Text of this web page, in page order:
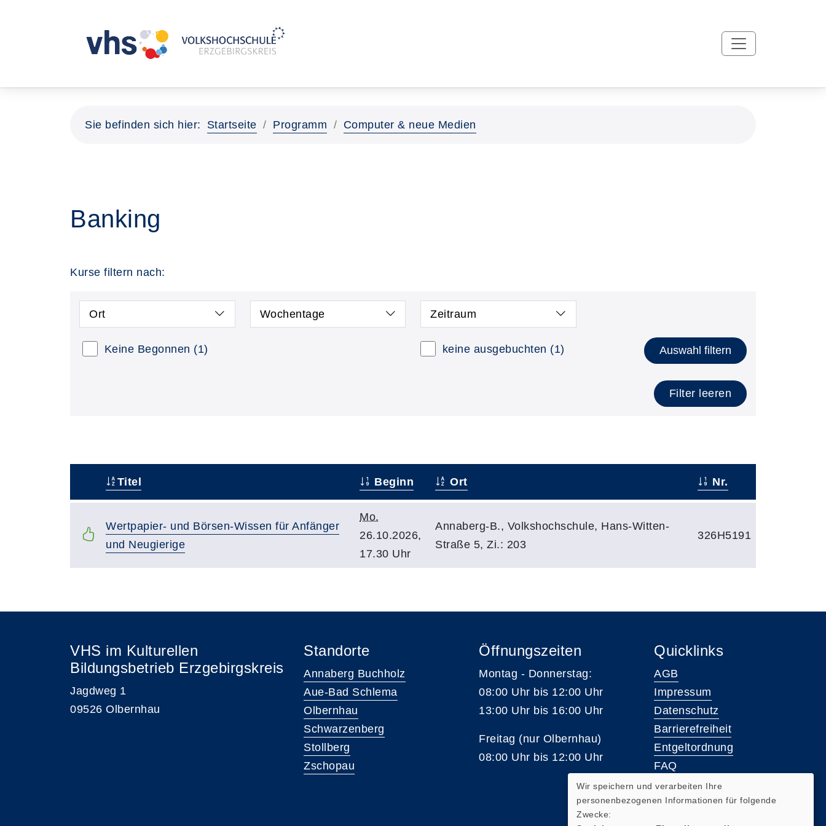
Sie befinden sich hier: Startseite Programm Computer & neue Medien
Banking
Kurse filtern nach:
Ort Wochentage Zeitraum
Keine Begonnen (1) keine ausgebuchten (1) Auswahl filtern
Filter leeren
Titel Beginn Ort Nr.
Wertpapier- und Börsen-Wissen für Anfänger
und Neugierige
Mo.
26.10.2026,
17.30 Uhr
Annaberg-B., Volkshochschule, Hans-Witten-
Straße 5, Zi.: 203
326H5191
VHS im Kulturellen
Bildungsbetrieb Erzgebirgskreis
Jagdweg 1
09526 Olbernhau
Standorte
Annaberg Buchholz
Aue-Bad Schlema
Olbernhau
Schwarzenberg
Stollberg
Zschopau
Öffnungszeiten
Montag - Donnerstag:
08:00 Uhr bis 12:00 Uhr
13:00 Uhr bis 16:00 Uhr
Freitag (nur Olbernhau)
08:00 Uhr bis 12:00 Uhr
Quicklinks
AGB
Impressum
Datenschutz
Barrierefreiheit
Entgeltordnung
FAQ
Widerrufsformular
Wir speichern und verarbeiten Ihre
personenbezogenen Informationen für folgende
Zwecke: